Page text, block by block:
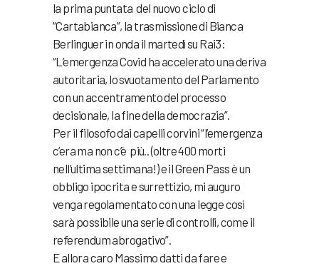
la prima puntata del nuovo ciclo di
“Cartabianca”, la trasmissione di Bianca
Berlinguer in onda il martedì su Rai3:
“L’emergenza Covid ha accelerato una deriva
autoritaria, lo svuotamento del Parlamento
con un accentramento del processo
decisionale, la fine della democrazia”.
Per il filosofo dai capelli corvini “l’emergenza
c’era ma non c’è più.. (oltre 400 morti
nell’ultima settimana!) e il Green Pass è un
obbligo ipocrita e surrettizio, mi auguro
venga regolamentato con una legge così
sarà possibile una serie di controlli, come il
referendum abrogativo”.
E allora caro Massimo datti da fare e